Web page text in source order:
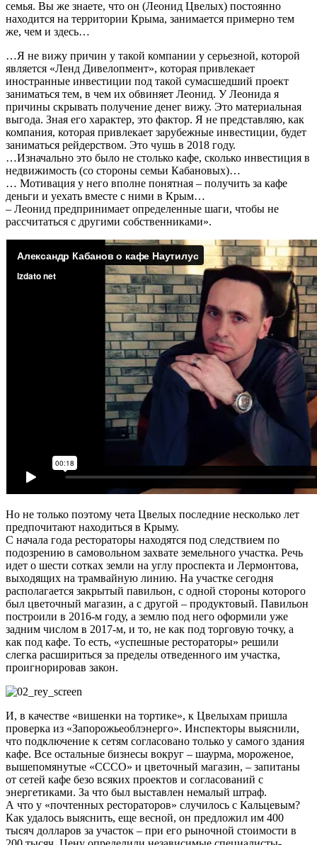
семья. Вы же знаете, что он (Леонид Цвелых) постоянно
находится на территории Крыма, занимается примерно тем
же, чем и здесь…
…Я не вижу причин у такой компании у серьезной, которой
является «Ленд Дивелопмент», которая привлекает
иностранные инвестиции под такой сумасшедший проект
заниматься тем, в чем их обвиняет Леонид. У Леонида я
причины скрывать получение денег вижу. Это материальная
выгода. Зная его характер, это фактор. Я не представляю, как
компания, которая привлекает зарубежные инвестиции, будет
заниматься рейдерством. Это чушь в 2018 году.
…Изначально это было не столько кафе, сколько инвестиция в
недвижимость (со стороны семьи Кабановых)…
… Мотивация у него вполне понятная – получить за кафе
деньги и уехать вместе с ними в Крым…
– Леонид предпринимает определенные шаги, чтобы не
рассчитаться с другими собственниками».
Но не только поэтому чета Цвелых последние несколько лет
предпочитают находиться в Крыму.
С начала года рестораторы находятся под следствием по
подозрению в самовольном захвате земельного участка. Речь
идет о шести сотках земли на углу проспекта и Лермонтова,
выходящих на трамвайную линию. На участке сегодня
располагается закрытый павильон, с одной стороны которого
был цветочный магазин, а с другой – продуктовый. Павильон
построили в 2016-м году, а землю под него оформили уже
задним числом в 2017-м, и то, не как под торговую точку, а
как под кафе. То есть, «успешные рестораторы» решили
слегка расшириться за пределы отведенного им участка,
проигнорировав закон.
И, в качестве «вишенки на тортике», к Цвелыхам пришла
проверка из «Запорожьеоблэнерго». Инспекторы выяснили,
что подключение к сетям согласовано только у самого здания
кафе. Все остальные бизнесы вокруг – шаурма, мороженое,
вышепомянутые «СССО» и цветочный магазин, – запитаны
от сетей кафе безо всяких проектов и согласований с
энергетиками. За что был выставлен немалый штраф.
А что у «почтенных рестораторов» случилось с Кальцевым?
Как удалось выяснить, еще весной, он предложил им 400
тысяч долларов за участок – при его рыночной стоимости в